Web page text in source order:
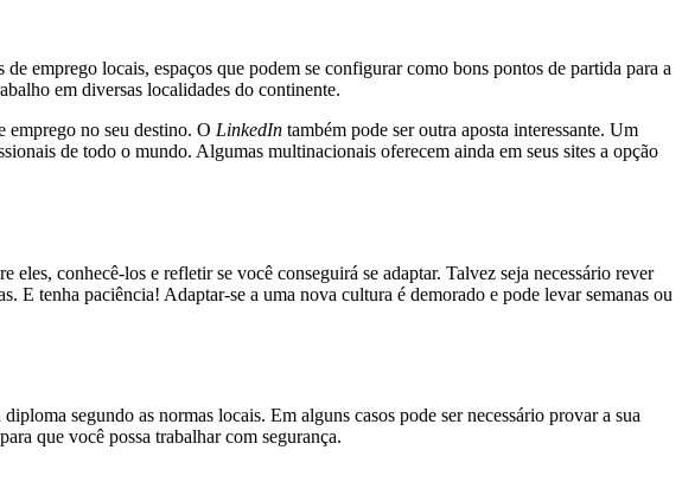
emprego locais, espaços que podem se configurar como bons pontos de partida para a
em diversas localidades do continente.
emprego no seu destino. O LinkedIn também pode ser outra aposta interessante. Um
de todo o mundo. Algumas multinacionais oferecem ainda em seus sites a opção
conhecê-los e refletir se você conseguirá se adaptar. Talvez seja necessário rever
E tenha paciência! Adaptar-se a uma nova cultura é demorado e pode levar semanas ou
segundo as normas locais. Em alguns casos pode ser necessário provar a sua
que você possa trabalhar com segurança.